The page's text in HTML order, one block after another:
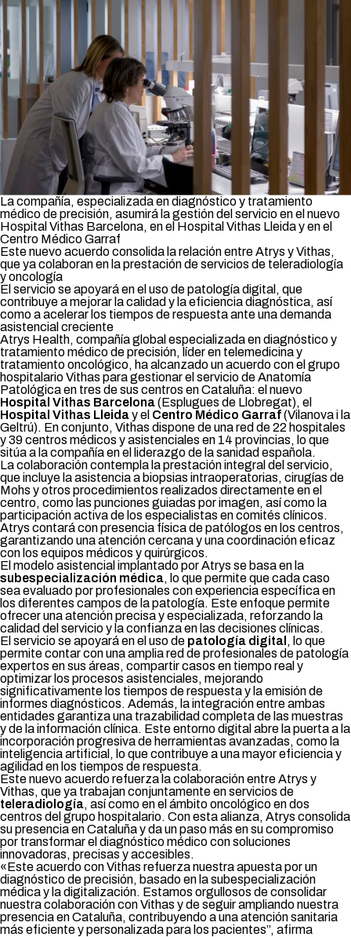
La compañía, especializada en diagnóstico y tratamiento
médico de precisión, asumirá la gestión del servicio en el nuevo
Hospital Vithas Barcelona, en el Hospital Vithas Lleida y en el
Centro Médico Garraf
Este nuevo acuerdo consolida la relación entre Atrys y Vithas,
que ya colaboran en la prestación de servicios de teleradiología
y oncología
El servicio se apoyará en el uso de patología digital, que
contribuye a mejorar la calidad y la eficiencia diagnóstica, así
como a acelerar los tiempos de respuesta ante una demanda
asistencial creciente
Atrys Health, compañía global especializada en diagnóstico y
tratamiento médico de precisión, líder en telemedicina y
tratamiento oncológico, ha alcanzado un acuerdo con el grupo
hospitalario Vithas para gestionar el servicio de Anatomía
Patológica en tres de sus centros en Cataluña: el nuevo
Hospital Vithas Barcelona(Esplugues de Llobregat), el
Hospital Vithas Lleiday el Centro Médico Garraf(Vilanova i la
Geltrú). En conjunto, Vithas dispone de una red de 22 hospitales
y 39 centros médicos y asistenciales en 14 provincias, lo que
sitúa a la compañía en el liderazgo de la sanidad española.
La colaboración contempla la prestación integral del servicio,
que incluye la asistencia a biopsias intraoperatorias, cirugías de
Mohs y otros procedimientos realizados directamente en el
centro, como las punciones guiadas por imagen, así como la
participación activa de los especialistas en comités clínicos.
Atrys contará con presencia física de patólogos en los centros,
garantizando una atención cercana y una coordinación eficaz
con los equipos médicos y quirúrgicos.
El modelo asistencial implantado por Atrys se basa en la
subespecialización médica, lo que permite que cada caso
sea evaluado por profesionales con experiencia específica en
los diferentes campos de la patología. Este enfoque permite
ofrecer una atención precisa y especializada, reforzando la
calidad del servicio y la confianza en las decisiones clínicas.
El servicio se apoyará en el uso de patología digital , lo que
permite contar con una amplia red de profesionales de patología
expertos en sus áreas, compartir casos en tiempo real y
optimizar los procesos asistenciales, mejorando
significativamente los tiempos de respuesta y la emisión de
informes diagnósticos. Además, la integración entre ambas
entidades garantiza una trazabilidad completa de las muestras
y de la información clínica. Este entorno digital abre la puerta a la
incorporación progresiva de herramientas avanzadas, como la
inteligencia artificial, lo que contribuye a una mayor eficiencia y
agilidad en los tiempos de respuesta.
Este nuevo acuerdo refuerza la colaboración entre Atrys y
Vithas, que ya trabajan conjuntamente en servicios de
teleradiología, así como en el ámbito oncológico en dos
centros del grupo hospitalario. Con esta alianza, Atrys consolida
su presencia en Cataluña y da un paso más en su compromiso
por transformar el diagnóstico médico con soluciones
innovadoras, precisas y accesibles.
«Este acuerdo con Vithas refuerza nuestra apuesta por un
diagnóstico de precisión, basado en la subespecialización
médica y la digitalización. Estamos orgullosos de consolidar
nuestra colaboración con Vithas y de seguir ampliando nuestra
presencia en Cataluña, contribuyendo a una atención sanitaria
más eficiente y personalizada para los pacientes”, afirma